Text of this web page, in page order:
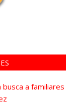
busca a familiares